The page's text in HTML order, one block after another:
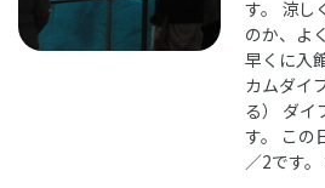
す。 涼し
のか、よ
早くに入
カムダイ
る） ダ
す。 こ
／2です